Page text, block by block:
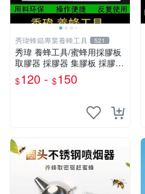
秀瑋蜂箱專業養蜂工具 521
秀瑋 養蜂工具/蜜蜂用採膠板
取膠器 採膠器 集膠板 採膠標
準蜂箱副蓋專用養蜂工具
$120 - $150